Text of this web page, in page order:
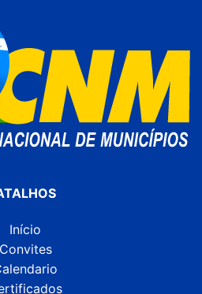
Início
Convites